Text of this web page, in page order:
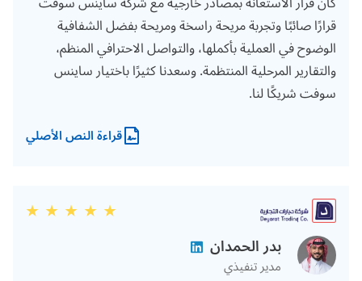
قرارًا صائبًا وتجربة مريحة راسخة ومريحة بفضل الشفافية
الوضوح في العملية بأكملها، والتواصل الاحترافي المنظم،
والتقارير المرحلية المنتظمة. وسعدنا كثيرًا باختيار ساينس
سوفت شريكًا لنا.
قراءة النص الأصلي
بدر الحمدان
مدير تنفيذي